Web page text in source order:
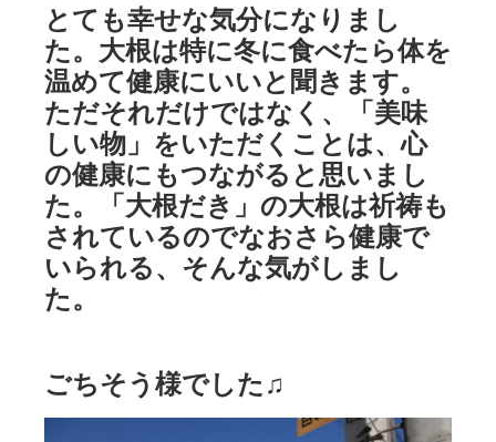
とても幸せな気分になりまし
た。大根は特に冬に食べたら体を
温めて健康にいいと聞きます。
ただそれだけではなく、「美味
しい物」をいただくことは、心
の健康にもつながると思いまし
た。「大根だき」の大根は祈祷も
されているのでなおさら健康で
いられる、そんな気がしまし
た。
ごちそう様でした♫